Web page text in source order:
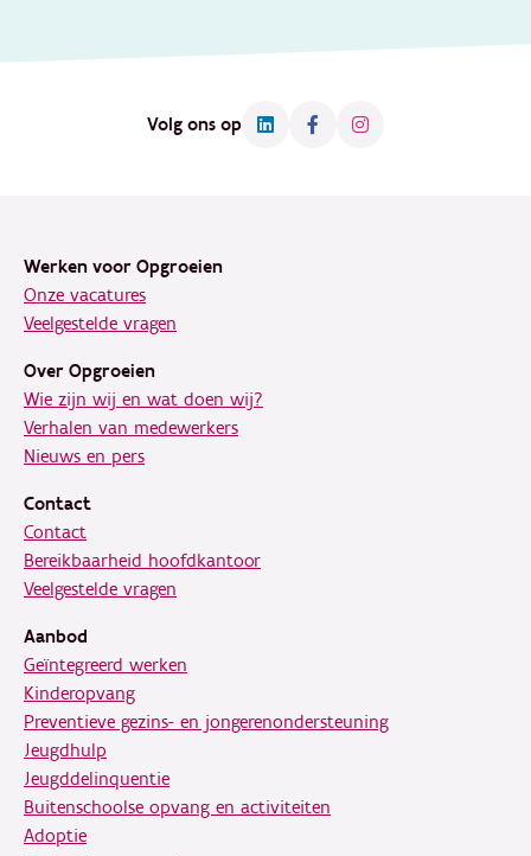
Volg ons op
Werken voor Opgroeien
Onze vacatures
Veelgestelde vragen
Over Opgroeien
Wie zijn wij en wat doen wij?
Verhalen van medewerkers
Nieuws en pers
Contact
Contact
Bereikbaarheid hoofdkantoor
Veelgestelde vragen
Aanbod
Geïntegreerd werken
Kinderopvang
Preventieve gezins- en jongerenondersteuning
Jeugdhulp
Jeugddelinquentie
Buitenschoolse opvang en activiteiten
Adoptie